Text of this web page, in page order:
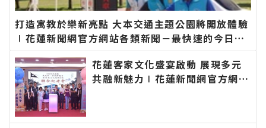
打造寓教於樂新亮點 大本交通主題公園將開放體驗
∣花蓮新聞網官方網站各類新聞－最快速的今日新
聞報導 最新的在地資訊！
花蓮客家文化盛宴啟動 展現多元
共融新魅力∣花蓮新聞網官方網站